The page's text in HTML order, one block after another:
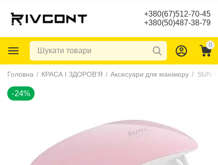
+380(67)512-70-45
+380(50)487-38-79
0
Головна / КРАСА І ЗДОРОВ'Я / Аксесуари для манікюру / SUN